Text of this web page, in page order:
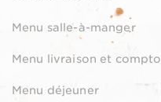
Menu salle-à-manger
Menu livraison et
Menu déjeuner